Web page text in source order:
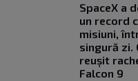
SpaceX a
un record
misiuni,
singură zi.
reușit
Falcon 9